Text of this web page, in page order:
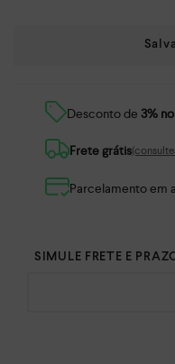
Desconto de3%
Frete grátis